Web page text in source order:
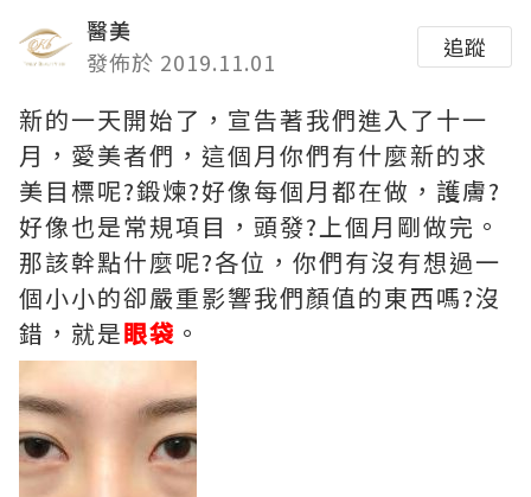
醫美
發佈於 2019.11.01
追蹤
新的一天開始了，宣告著我們進入了十一
月，愛美者們，這個月你們有什麼新的求
美目標呢?鍛煉?好像每個月都在做，護膚?
好像也是常規項目，頭發?上個月剛做完。
那該幹點什麼呢?各位，你們有沒有想過一
個小小的卻嚴重影響我們顏值的東西嗎?沒
錯，就是眼袋 。